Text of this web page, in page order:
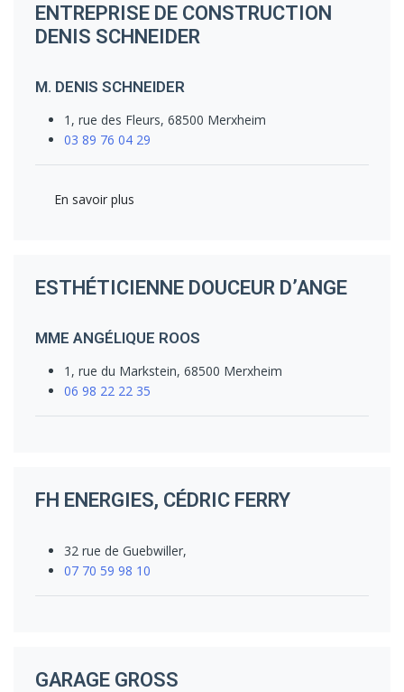
ENTREPRISE DE CONSTRUCTION
DENIS SCHNEIDER
M. DENIS SCHNEIDER
1, rue des Fleurs, 68500 Merxheim
03 89 76 04 29
En savoir plus
ESTHÉTICIENNE DOUCEUR D’ANGE
MME ANGÉLIQUE ROOS
1, rue du Markstein, 68500 Merxheim
06 98 22 22 35
FH ENERGIES, CÉDRIC FERRY
32 rue de Guebwiller,
07 70 59 98 10
GARAGE GROSS